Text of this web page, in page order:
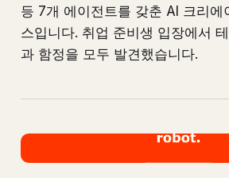
등 7개 에이전트를 갖춘 AI 크리에
스입니다. 취업 준비생 입장에서
과 함정을 모두 발견했습니다.